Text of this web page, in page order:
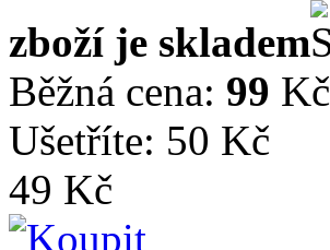
zboží je skladem
Běžná cena: 99 Kč
Ušetříte: 50 Kč
49 Kč